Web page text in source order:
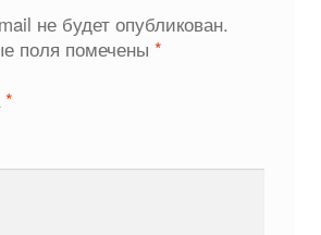
не будет опубликован.
поля помечены *
*